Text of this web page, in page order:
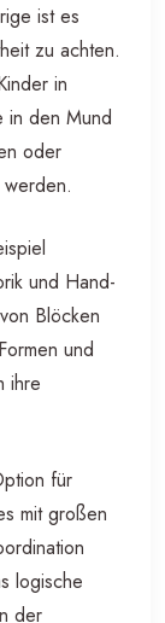
ist es
zu achten.
in
in den Mund
oder
und Hand-
Blöcken
und
ihre
für
mit großen
logische
der